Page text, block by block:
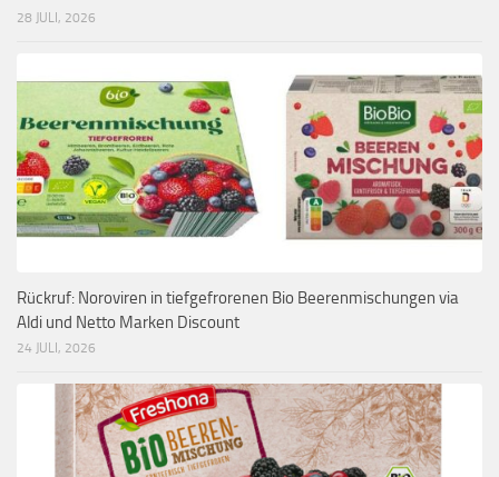
28 JULI, 2026
Rückruf: Noroviren in tiefgefrorenen Bio Beerenmischungen via
Aldi und Netto Marken Discount
24 JULI, 2026